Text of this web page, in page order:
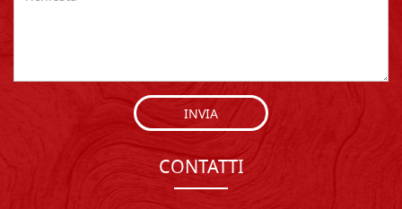
INVIA
CONTATTI